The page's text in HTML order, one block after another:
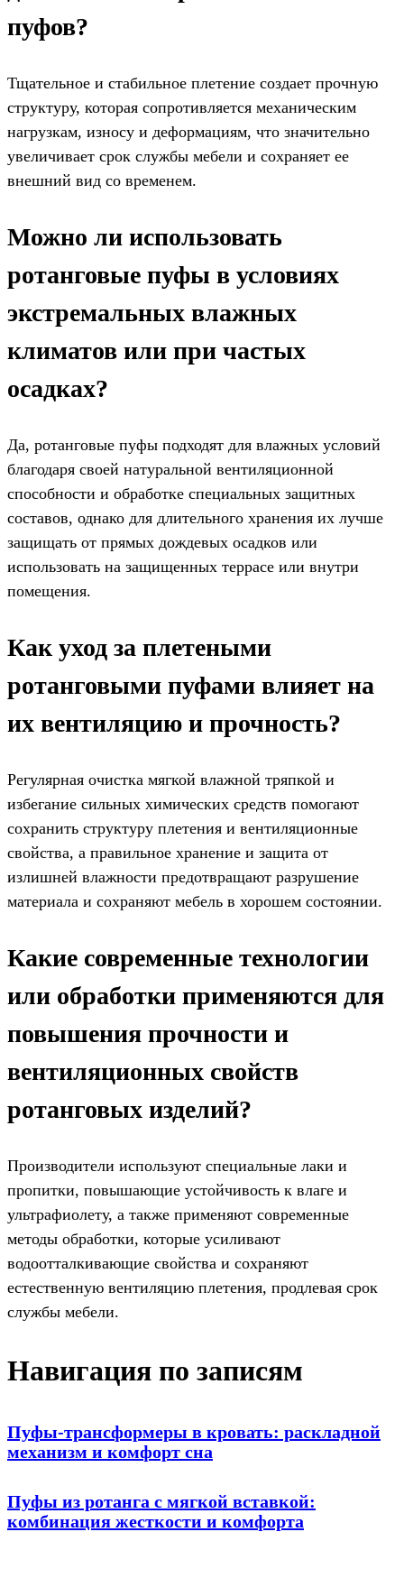
пуфов?
Тщательное и стабильное плетение создает прочную
структуру, которая сопротивляется механическим
нагрузкам, износу и деформациям, что значительно
увеличивает срок службы мебели и сохраняет ее
внешний вид со временем.
Можно ли использовать
ротанговые пуфы в условиях
экстремальных влажных
климатов или при частых
осадках?
Да, ротанговые пуфы подходят для влажных условий
благодаря своей натуральной вентиляционной
способности и обработке специальных защитных
составов, однако для длительного хранения их лучше
защищать от прямых дождевых осадков или
использовать на защищенных террасе или внутри
помещения.
Как уход за плетеными
ротанговыми пуфами влияет на
их вентиляцию и прочность?
Регулярная очистка мягкой влажной тряпкой и
избегание сильных химических средств помогают
сохранить структуру плетения и вентиляционные
свойства, а правильное хранение и защита от
излишней влажности предотвращают разрушение
материала и сохраняют мебель в хорошем состоянии.
Какие современные технологии
или обработки применяются для
повышения прочности и
вентиляционных свойств
ротанговых изделий?
Производители используют специальные лаки и
пропитки, повышающие устойчивость к влаге и
ультрафиолету, а также применяют современные
методы обработки, которые усиливают
водоотталкивающие свойства и сохраняют
естественную вентиляцию плетения, продлевая срок
службы мебели.
Навигация по записям
Пуфы-трансформеры в кровать: раскладной
механизм и комфорт сна
Пуфы из ротанга с мягкой вставкой:
комбинация жесткости и комфорта